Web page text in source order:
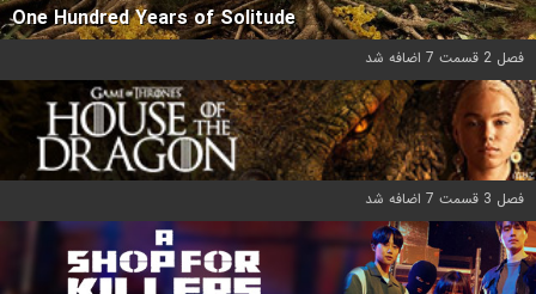
One Hundred Years of Solitude
فصل 2 قسمت 7 اضافه شد
فصل 3 قسمت 7 اضافه شد